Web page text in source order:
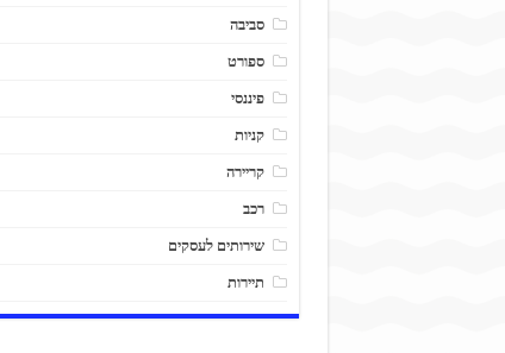
סביבה
ספורט
פיננסי
קניות
קריירה
רכב
שירותים לעסקים
תיירות